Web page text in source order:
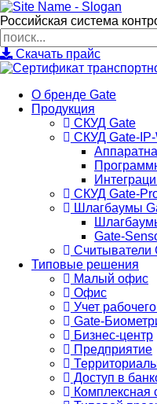
Российская система
Скачать прайс
О бренде Gate
Продукция
СКУД Gate
СКУД Gate-
СКУД Gate-
Шлагбаумы
Gate-
Считыватели
Типовые решения
Малый офис
Офис
Учет
Gate-
Бизнес-центр
Предприятие
Доступ в
Комплексная